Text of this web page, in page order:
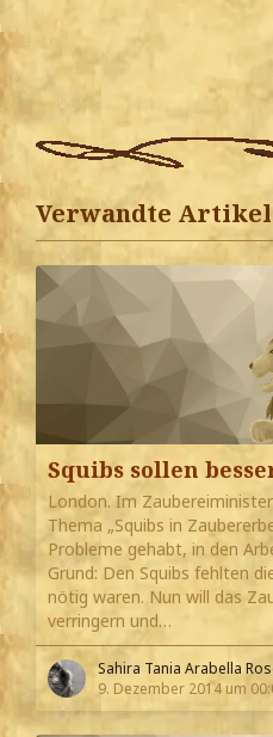
Verwandte Artikel
Squibs sollen
London. Im
Thema „Squibs in
Probleme gehabt, in den
Grund: Den Squibs fehlten
nötig waren. Nun will das
verringern und…
Sahira Tania Arabella
9. Dezember 2014 um